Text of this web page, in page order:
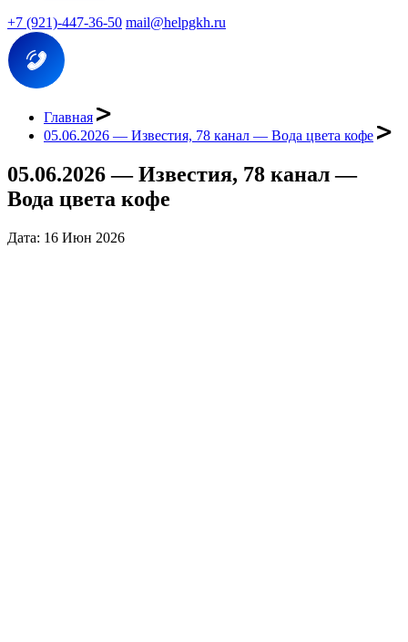
+7 (921)-447-36-50 mail@helpgkh.ru
Главная
05.06.2026 — Известия, 78 канал — Вода цвета кофе
05.06.2026 — Известия, 78 канал —
Вода цвета кофе
Дата: 16 Июн 2026